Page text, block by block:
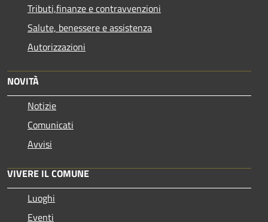
Tributi,finanze e contravvenzioni
Salute, benessere e assistenza
Autorizzazioni
NOVITÀ
Notizie
Comunicati
Avvisi
VIVERE IL COMUNE
Luoghi
Eventi